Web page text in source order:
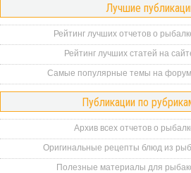
Лучшие
Рейтинг лучших отчетов о
Рейтинг лучших статей на
Самые популярные темы на
Публикации по
Архив всех отчетов о
Оригинальные рецепты блюд из
Полезные материалы для